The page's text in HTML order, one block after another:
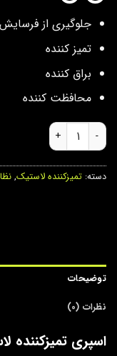
جلوگیری از
تمیز کننده
براق کننده
محافظت کننده
اسپری تمیزکننده لاستیک
دسته: تمیزکننده لاستیک,
توضیحات
نظرات (0)
اسپری تمیزکننده